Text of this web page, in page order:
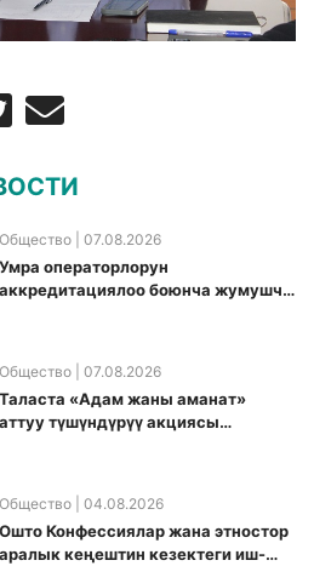
Общество | 07.08.2026
Умра операторлорун
аккредитациялоо боюнча жумушчу
Общество | 07.08.2026
Таласта «Адам жаны аманат»
аттуу түшүндүрүү акциясы
Общество | 04.08.2026
Ошто Конфессиялар жана этностор
аралык кеңештин кезектеги иш-